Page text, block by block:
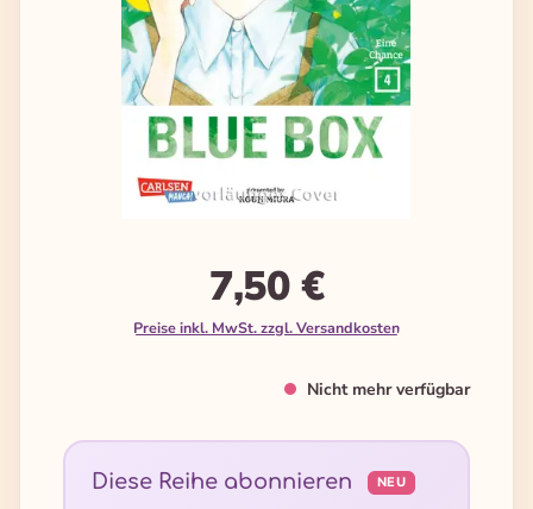
7,50 €
Preise inkl. MwSt. zzgl. Versandkosten
Nicht mehr verfügbar
Diese Reihe abonnieren NEU